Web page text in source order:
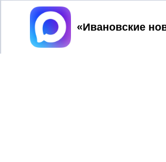
Принять